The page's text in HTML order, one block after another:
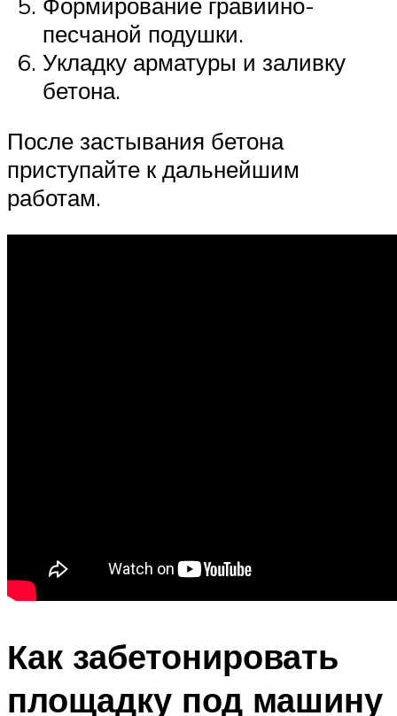
песчаной подушки.
Укладку арматуры и заливку
бетона.
После застывания бетона
приступайте к дальнейшим
работам.
Как забетонировать
площадку под машину